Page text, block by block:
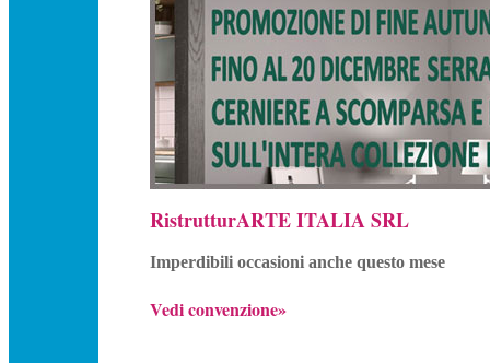
RistrutturARTE ITALIA SRL
Imperdibili occasioni anche questo mese
Vedi convenzione»